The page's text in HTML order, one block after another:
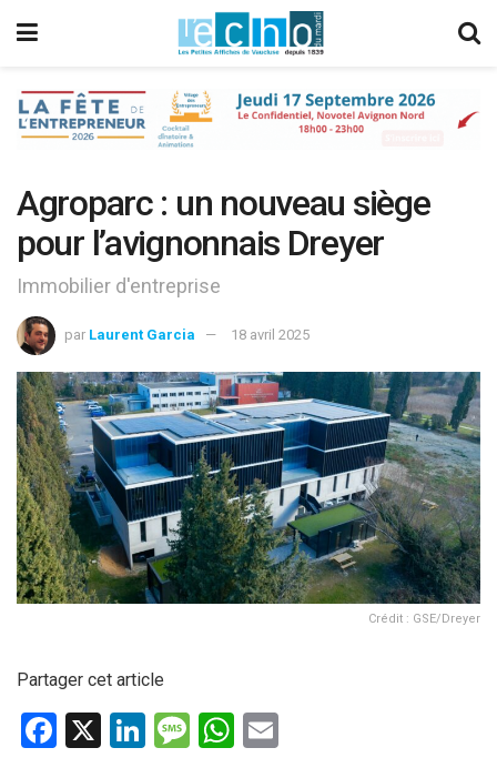
Agroparc : un nouveau siège
pour l’avignonnais Dreyer
Immobilier d'entreprise
par Laurent Garcia 18 avril 2025
Crédit : GSE/Dreyer
Partager cet article
F
X
Li
M W